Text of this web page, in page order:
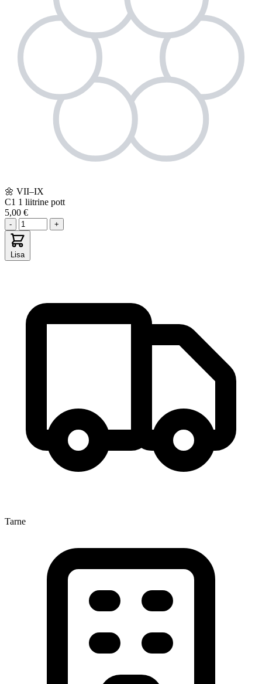
🌼 VII–IX
C1 1 liitrine pott
5,00 €
- +
Lisa
Tarne